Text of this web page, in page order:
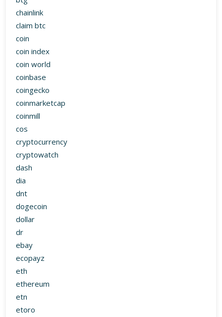
chainlink
claim btc
coin
coin index
coin world
coinbase
coingecko
coinmarketcap
coinmill
cos
cryptocurrency
cryptowatch
dash
dia
dnt
dogecoin
dollar
dr
ebay
ecopayz
eth
ethereum
etn
etoro